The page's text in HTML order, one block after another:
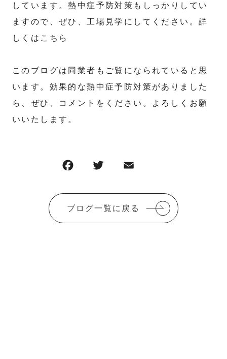
しています。熱中症予防対策もしっかりしてい
ますので、ぜひ、工場見学にしてください。詳
しくは こちら
このブログは同業者もご覧になられていると思
います。効果的な熱中症予防対策がありました
ら、ぜひ、コメントをください。よろしくお願
いいたします。
c
e
it
te
ai
l
ブログ一覧に戻る